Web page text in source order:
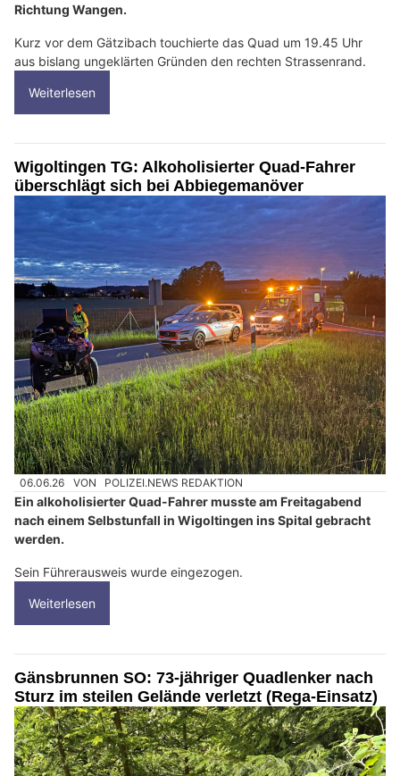
Richtung Wangen.
Kurz vor dem Gätzibach touchierte das Quad um 19.45 Uhr
aus bislang ungeklärten Gründen den rechten Strassenrand.
Weiterlesen
Wigoltingen TG: Alkoholisierter Quad-Fahrer
überschlägt sich bei Abbiegemanöver
06.06.26 VON POLIZEI.NEWS REDAKTION
Ein alkoholisierter Quad-Fahrer musste am Freitagabend
nach einem Selbstunfall in Wigoltingen ins Spital gebracht
werden.
Sein Führerausweis wurde eingezogen.
Weiterlesen
Gänsbrunnen SO: 73-jähriger Quadlenker nach
Sturz im steilen Gelände verletzt (Rega-Einsatz)